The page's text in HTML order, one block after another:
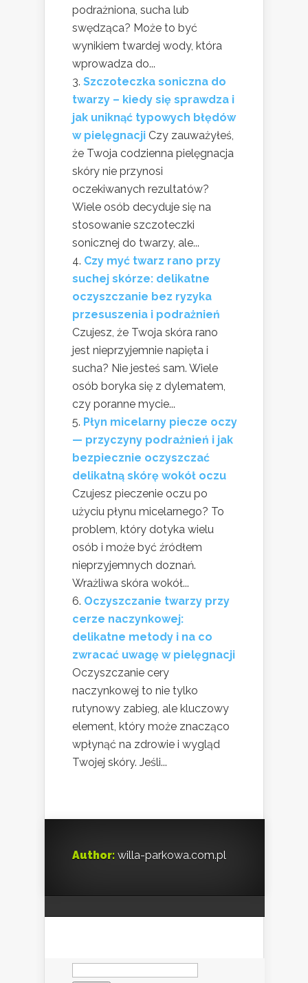
podrażniona, sucha lub
swędząca? Może to być
wynikiem twardej wody, która
wprowadza do...
Szczoteczka soniczna do
twarzy – kiedy się sprawdza i
jak uniknąć typowych błędów
w pielęgnacji Czy zauważyłeś,
że Twoja codzienna pielęgnacja
skóry nie przynosi
oczekiwanych rezultatów?
Wiele osób decyduje się na
stosowanie szczoteczki
sonicznej do twarzy, ale...
Czy myć twarz rano przy
suchej skórze: delikatne
oczyszczanie bez ryzyka
przesuszenia i podrażnień
Czujesz, że Twoja skóra rano
jest nieprzyjemnie napięta i
sucha? Nie jesteś sam. Wiele
osób boryka się z dylematem,
czy poranne mycie...
Płyn micelarny piecze oczy
— przyczyny podrażnień i jak
bezpiecznie oczyszczać
delikatną skórę wokół oczu
Czujesz pieczenie oczu po
użyciu płynu micelarnego? To
problem, który dotyka wielu
osób i może być źródłem
nieprzyjemnych doznań.
Wrażliwa skóra wokół...
Oczyszczanie twarzy przy
cerze naczynkowej:
delikatne metody i na co
zwracać uwagę w pielęgnacji
Oczyszczanie cery
naczynkowej to nie tylko
rutynowy zabieg, ale kluczowy
element, który może znacząco
wpłynąć na zdrowie i wygląd
Twojej skóry. Jeśli...
Author: willa-parkowa.com.pl
Szukaj: